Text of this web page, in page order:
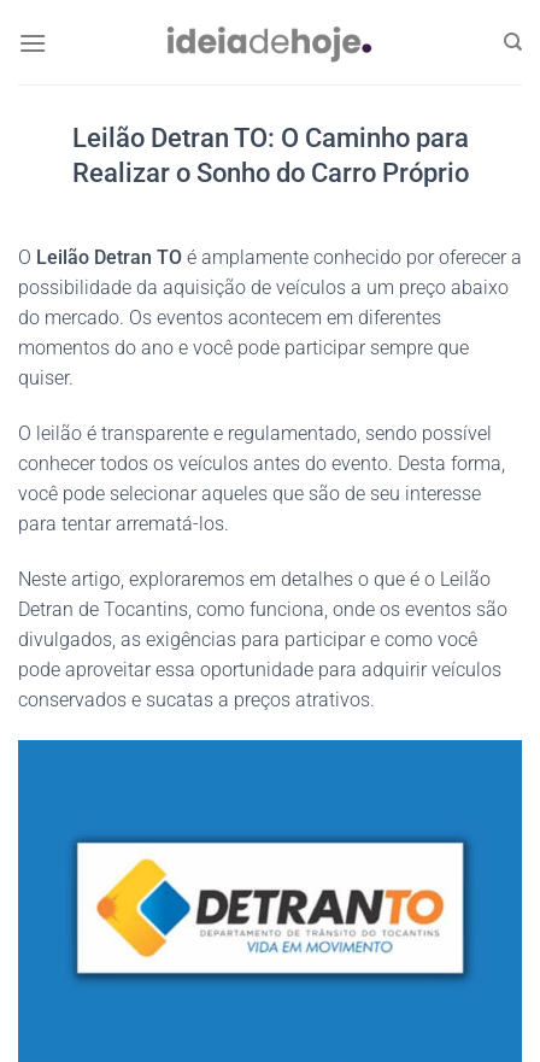
Leilão Detran TO: O Caminho para
Realizar o Sonho do Carro Próprio
O Leilão Detran TO é amplamente conhecido por oferecer a
possibilidade da aquisição de veículos a um preço abaixo
do mercado. Os eventos acontecem em diferentes
momentos do ano e você pode participar sempre que
quiser.
O leilão é transparente e regulamentado, sendo possível
conhecer todos os veículos antes do evento. Desta forma,
você pode selecionar aqueles que são de seu interesse
para tentar arrematá-los.
Neste artigo, exploraremos em detalhes o que é o Leilão
Detran de Tocantins, como funciona, onde os eventos são
divulgados, as exigências para participar e como você
pode aproveitar essa oportunidade para adquirir veículos
conservados e sucatas a preços atrativos.